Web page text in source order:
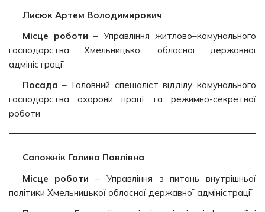
Лисюк Артем Володимирович
Місце роботи – Управління житлово–комунального
господарства Хмельницької обласної державної
адміністрації
Посада – Головний спеціаліст відділу комунального
господарства охорони праці та режимно-секретної
роботи
Сапожнік Галина Павлівна
Місце роботи – Управління з питань внутрішньої
політики Хмельницької обласної державної адміністрації